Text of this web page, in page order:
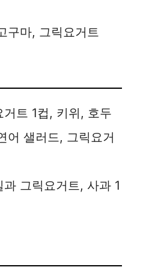
구마, 그릭요거트
거트 1컵, 키위, 호두
어 샐러드, 그릭요거
그릭요거트, 사과 1